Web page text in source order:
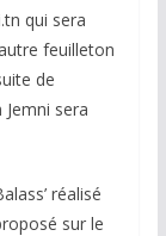
qui sera
feuilleton
de
sera
réalisé
sur le